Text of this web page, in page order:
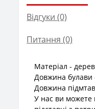
Відгуки (0)
Питання (0)
Матеріал -
Довжина булави
Довжина
У нас ви можете